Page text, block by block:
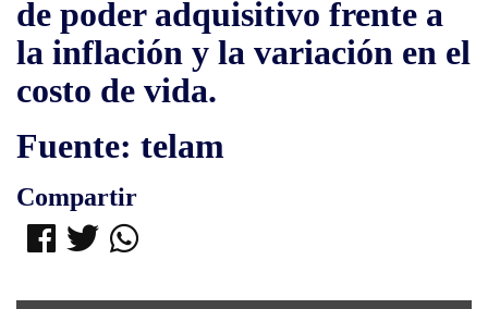
de poder adquisitivo frente a
la inflación y la variación en el
costo de vida.
Fuente: telam
Compartir